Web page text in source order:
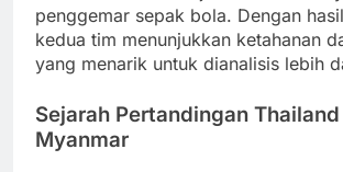
penggemar sepak bola. Dengan
kedua tim menunjukkan ketahanan
yang menarik untuk dianalisis lebih
Sejarah Pertandingan
Myanmar